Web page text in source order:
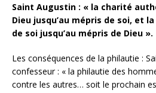
Saint Augustin : « la charité
Dieu jusqu’au mépris de soi, et
de soi jusqu’au mépris de Dieu ».
Les conséquences de la philautie :
confesseur : « la philautie des
contre les autres… soit le prochain